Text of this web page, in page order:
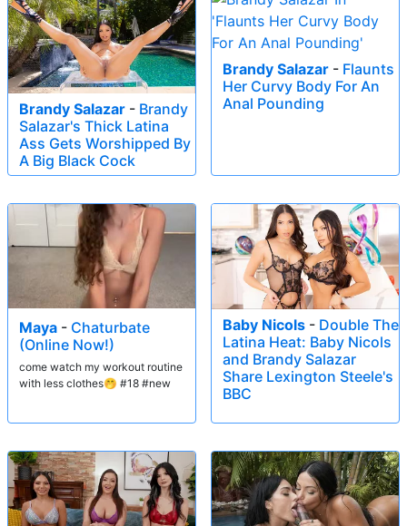
Brandy Salazar - Brandy
Salazar's Thick Latina
Ass Gets Worshipped By
A Big Black Cock
Brandy Salazar - Flaunts
Her Curvy Body For An
Anal Pounding
Maya - Chaturbate
(Online Now!)
come watch my workout routine
with less clothes🤭 #18 #new
Baby Nicols - Double The
Latina Heat: Baby Nicols
and Brandy Salazar
Share Lexington Steele's
BBC